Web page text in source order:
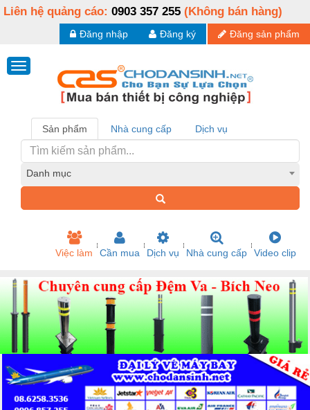
Liên hệ quảng cáo: 0903 357 255 (Không bán hàng)
Đăng sản phẩm
Đăng ký
Đăng nhập
Sản phẩm Nhà cung cấp Dịch vụ
Danh mục
Việc làm Cần mua Dịch vụ Nhà cung cấp Video clip